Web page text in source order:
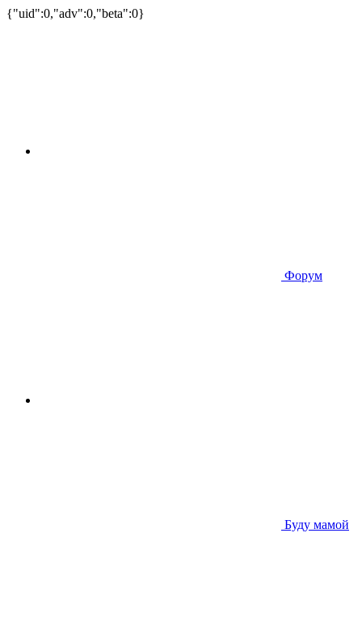
{"uid":0,"adv":0,"beta":0}
Форум
Буду мамой